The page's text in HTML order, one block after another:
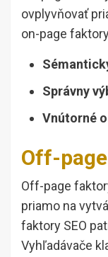
ovplyvňovať
on-page
Správny
Vnútorné
Off-
Off-page
priamo na
faktory SEO
Vyhľadávače